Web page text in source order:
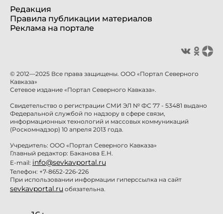
Редакция
Правила публикации материалов
Реклама на портале
© 2012—2025 Все права защищены. ООО «Портал Северного
Кавказа»
Сетевое издание «Портал Северного Кавказа».
Свидетельство о регистрации СМИ ЭЛ № ФС 77 - 53481 выдано
Федеральной службой по надзору в сфере связи,
информационных технологий и массовых коммуникаций
(Роскомнадзор) 10 апреля 2013 года.
Учредитель: ООО «Портал Северного Кавказа»
Главный редактор: Баканова Е.Н.
E-mail: info@sevkavportal.ru
Телефон: +7-8652-226-226
При использовании информации гиперссылка на сайт
sevkavportal.ru обязательна.